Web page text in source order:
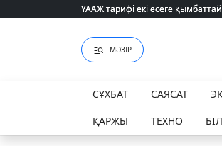
ҮААЖ тарифі екі есеге
ҮААЖ тарифі екі есеге
МӘЗІР
СҰХБАТ САЯСАТ
ҚАРЖЫ
ТЕХНО